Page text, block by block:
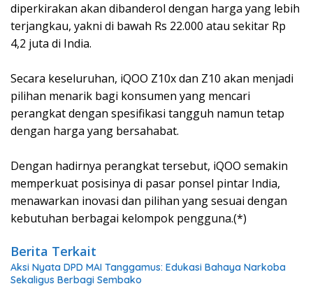
diperkirakan akan dibanderol dengan harga yang lebih
terjangkau, yakni di bawah Rs 22.000 atau sekitar Rp
4,2 juta di India.
Secara keseluruhan, iQOO Z10x dan Z10 akan menjadi
pilihan menarik bagi konsumen yang mencari
perangkat dengan spesifikasi tangguh namun tetap
dengan harga yang bersahabat.
Dengan hadirnya perangkat tersebut, iQOO semakin
memperkuat posisinya di pasar ponsel pintar India,
menawarkan inovasi dan pilihan yang sesuai dengan
kebutuhan berbagai kelompok pengguna.(*)
Berita Terkait
Aksi Nyata DPD MAI Tanggamus: Edukasi Bahaya Narkoba
Sekaligus Berbagi Sembako